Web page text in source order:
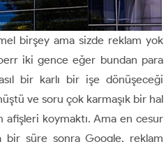
birşey ama sizde reklam yok
iki gence eğer bundan para
bir karlı bir işe dönüşeceği
ve soru çok karmaşık bir hal
afişleri koymaktı. Ama en cesur
bir süre sonra Google, reklam